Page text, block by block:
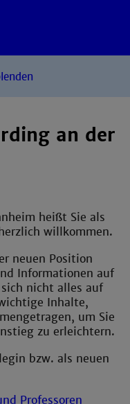
an der
heißt Sie als
willkommen.
neuen Position
Informationen auf
sich nicht alles auf
Inhalte,
um Sie
zu erleichtern.
bzw. als neuen
Professoren